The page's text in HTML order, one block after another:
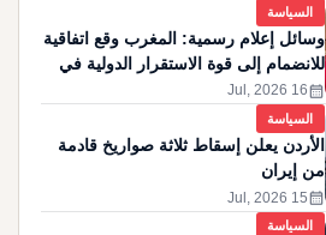
السياسة
وسائل إعلام رسمية: المغرب وقع اتفاقية
للانضمام إلى قوة الاستقرار الدولية في
غزة
calendar_month
16 Jul, 2026
السياسة
الأردن يعلن إسقاط ثلاثة صواريخ قادمة
من إيران
calendar_month
15 Jul, 2026
السياسة